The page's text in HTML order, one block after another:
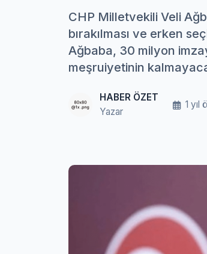
CHP Milletvekili Veli
bırakılması ve erken
Ağbaba, 30 milyon
meşruiyetinin
HABER ÖZET
Yazar
1 yıl